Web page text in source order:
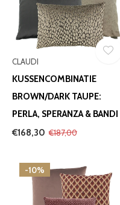
CLAUDI
KUSSENCOMBINATIE
BROWN/DARK TAUPE:
PERLA, SPERANZA & BANDI
€168,30 €187,00
-10%